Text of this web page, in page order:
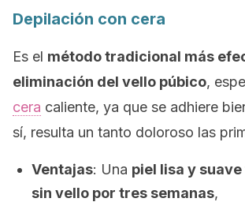
Depilación con cera
Es el método tradicional más
eliminación del vello púbico,
cera caliente, ya que se adhiere
sí, resulta un tanto doloroso las
Ventajas: Una piel lisa y
sin vello por tres semanas,